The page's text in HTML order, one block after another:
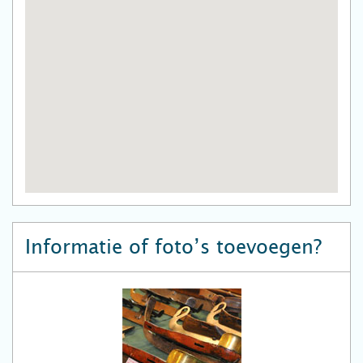
Informatie of foto’s toevoegen?